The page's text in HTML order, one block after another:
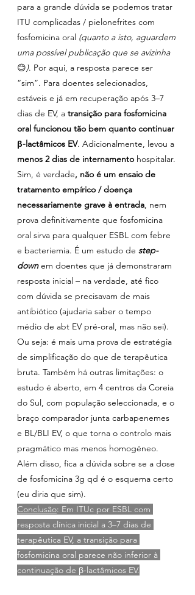
para a grande dúvida se podemos tratar
ITU complicadas / pielonefrites com
fosfomicina oral (quanto a isto, aguardem
uma possível publicação que se avizinha
😊). Por aqui, a resposta parece ser
“sim”. Para doentes selecionados,
estáveis e já em recuperação após 3–7
dias de EV, a transição para fosfomicina
oral funcionou tão bem quanto continuar
β-lactâmicos EV. Adicionalmente, levou a
menos 2 dias de internamento hospitalar.
Sim, é verdade, não é um ensaio de
tratamento empírico / doença
necessariamente grave à entrada , nem
prova definitivamente que fosfomicina
oral sirva para qualquer ESBL com febre
e bacteriemia. É um estudo de step-
down em doentes que já demonstraram
resposta inicial – na verdade, até fico
com dúvida se precisavam de mais
antibiótico (ajudaria saber o tempo
médio de abt EV pré-oral, mas não sei).
Ou seja: é mais uma prova de estratégia
de simplificação do que de terapêutica
bruta. Também há outras limitações: o
estudo é aberto, em 4 centros da Coreia
do Sul, com população seleccionada, e o
braço comparador junta carbapenemes
e BL/BLI EV, o que torna o controlo mais
pragmático mas menos homogéneo.
Além disso, fica a dúvida sobre se a dose
de fosfomicina 3g qd é o esquema certo
(eu diria que sim).
Conclusão: Em ITUc por ESBL com
resposta clínica inicial a 3–7 dias de
terapêutica EV, a transição para
fosfomicina oral parece não inferior à
continuação de β-lactâmicos EV.